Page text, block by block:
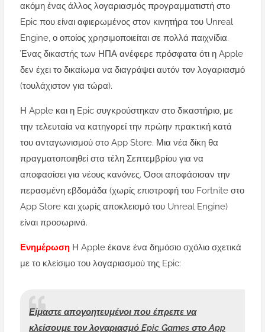
ακόμη ένας άλλος λογαριασμός προγραμματιστή στο
Epic που είναι αφιερωμένος στον κινητήρα του Unreal
Engine, ο οποίος χρησιμοποιείται σε πολλά παιχνίδια.
Ένας δικαστής των ΗΠΑ ανέφερε πρόσφατα ότι η Apple
δεν έχει το δικαίωμα να διαγράψει αυτόν τον λογαριασμό
(τουλάχιστον για τώρα).
Η Apple και η Epic συγκρούστηκαν στο δικαστήριο, με
την τελευταία να κατηγορεί την πρώην πρακτική κατά
του ανταγωνισμού στο App Store. Μια νέα δίκη θα
πραγματοποιηθεί στα τέλη Σεπτεμβρίου για να
αποφασίσει για νέους κανόνες.Όσοι αποφάσισαν την
περασμένη εβδομάδα (χωρίς επιστροφή του Fortnite στο
App Store και χωρίς αποκλεισμό του Unreal Engine)
είναι προσωρινά.
Ενημέρωση Η Apple έκανε ένα δημόσιο σχόλιο σχετικά
με το κλείσιμο του λογαριασμού της Epic:
Είμαστε απογοητευμένοι που έπρεπε να
κλείσουμε τον λογαριασμό Epic Games στο App